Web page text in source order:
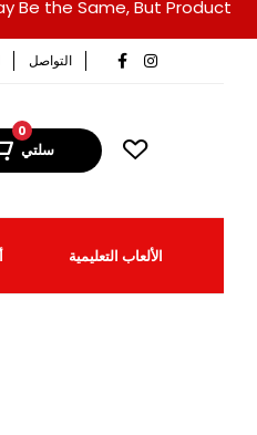
Be the Same, But Product
التواصل
0
سلتي
الألعاب التعليمية